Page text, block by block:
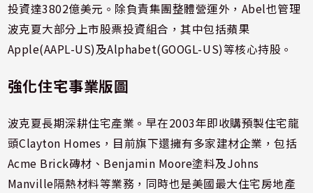
投資達3802億美元。除負責集團整體營運外，Abel也管理
波克夏大部分上市股票投資組合，其中包括蘋果
Apple(AAPL-US)及Alphabet(GOOGL-US)等核心持股。
強化住宅事業版圖
波克夏長期深耕住宅產業。早在2003年即收購預製住宅龍
頭Clayton Homes，目前旗下還擁有多家建材企業，包括
Acme Brick磚材、Benjamin Moore塗料及Johns
Manville隔熱材料等業務，同時也是美國最大住宅房地產